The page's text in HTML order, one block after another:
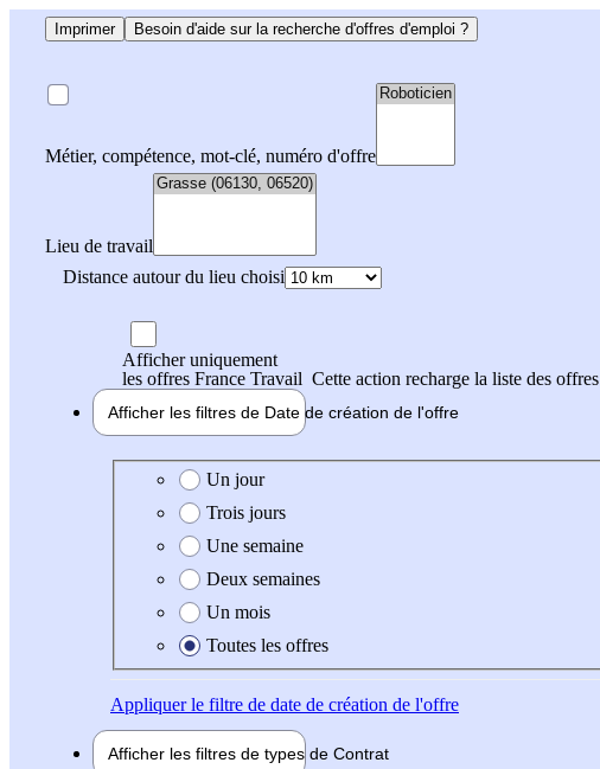
Imprimer Besoin d'aide sur la recherche d'offres d'emploi ?
Métier, compétence, mot-clé, numéro d'offre
Lieu de travail
Distance autour du lieu choisi
Afficher uniquement
les offres France Travail Cette action recharge la liste des offres
Afficher les filtres de Date de création de l'offre
Date de création de l'offre
Un jour
Trois jours
Une semaine
Deux semaines
Un mois
Toutes les offres
Appliquerle filtre de date de création de l'offre
Afficher les filtres de types de Contrat